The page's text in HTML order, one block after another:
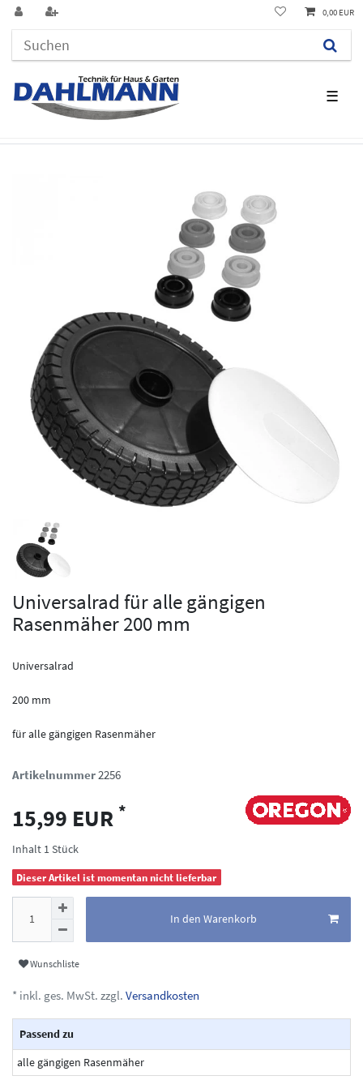
☰
0,00 EUR
Universalrad für alle gängigen
Rasenmäher 200 mm
Universalrad
200 mm
für alle gängigen Rasenmäher
Artikelnummer2256
15,99 EUR *
Inhalt 1 Stück
Dieser Artikel ist momentan nicht lieferbar
In den Warenkorb
Wunschliste
* inkl. ges. MwSt. zzgl. Versandkosten
Passend zu
alle gängigen Rasenmäher